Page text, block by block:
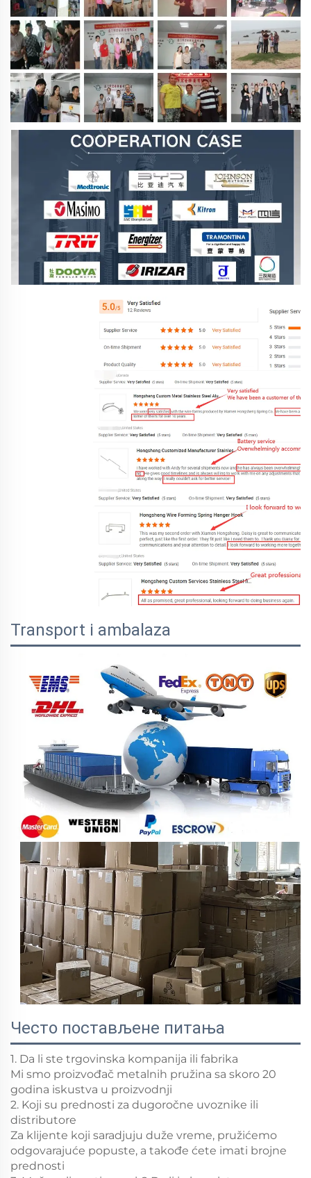
Transport i ambalaza
Често постављене питања
1. Da li ste trgovinska kompanija ili fabrika
Mi smo proizvođač metalnih pružina sa skoro 20
godina iskustva u proizvodnji
2. Koji su prednosti za dugoročne uvoznike ili
distributore
Za klijente koji saradjuju duže vreme, pružićemo
odgovarajuće popuste, a takođe ćete imati brojne
prednosti